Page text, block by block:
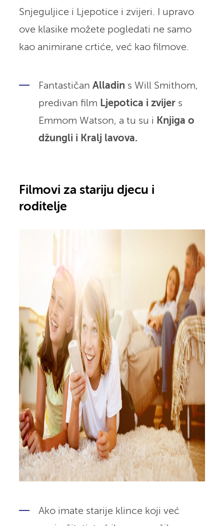
Snjeguljice i Ljepotice i zvijeri. I upravo
ove klasike možete pogledati ne samo
kao animirane crtiće, već kao filmove.
Fantastičan Alladin s Will Smithom,
predivan film Ljepotica i zvijers
Emmom Watson, a tu su i Knjiga o
džungli i Kralj lavova.
Filmovi za stariju djecu i
roditelje
Ako imate starije klince koji već